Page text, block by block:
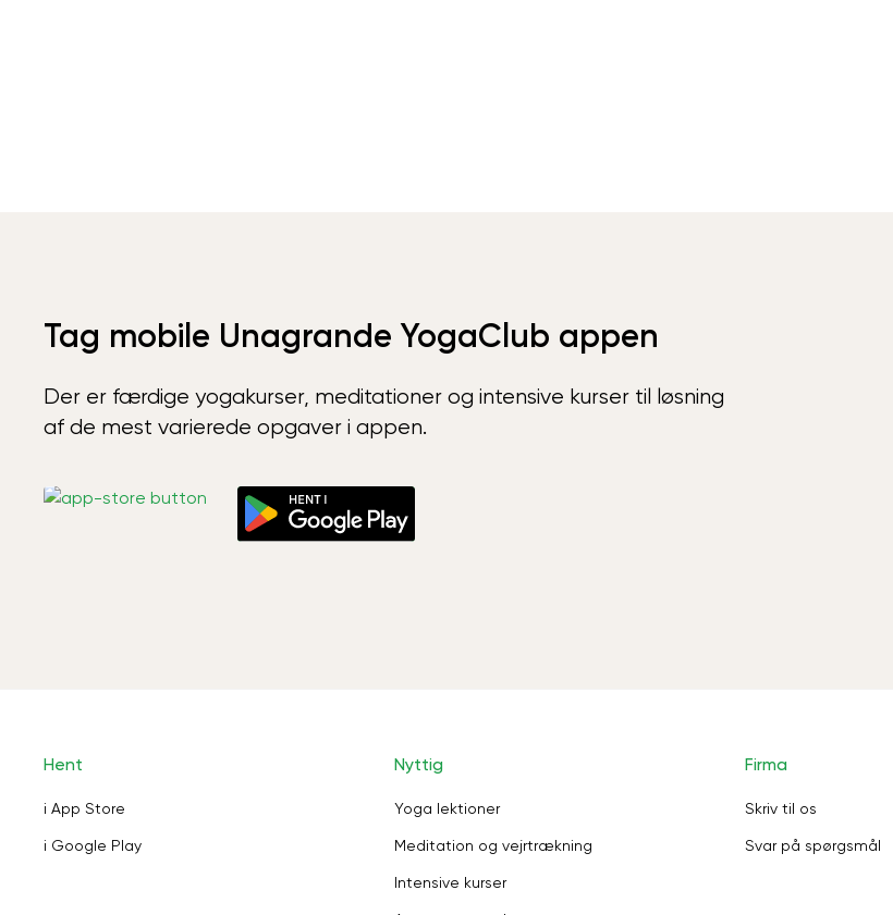
Tag mobile Unagrande YogaClub appen
Der er færdige yogakurser, meditationer og intensive kurser til løsning
af de mest varierede opgaver i appen.
Hent
i App Store
i Google Play
Nyttig
Yoga lektioner
Meditation og vejrtrækning
Intensive kurser
Firma
Skriv til os
Svar på spørgsmål